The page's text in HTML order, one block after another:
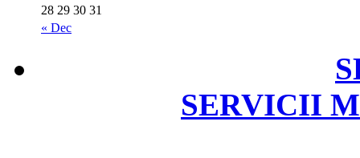
« Dec
28 29 30 31
SERVICII